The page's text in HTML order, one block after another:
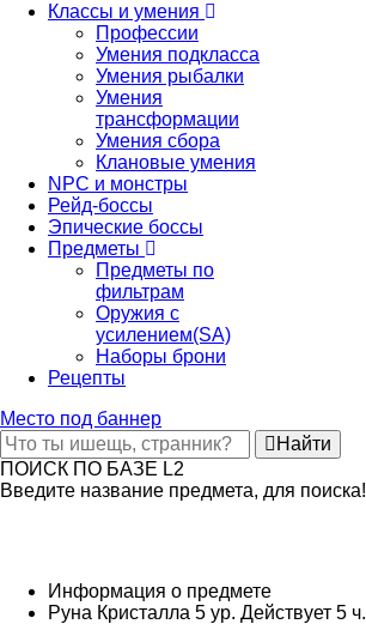
Классы и умения
Профессии
Умения подкласса
Умения рыбалки
Умения
трансформации
Умения сбора
Клановые умения
NPC и монстры
Рейд-боссы
Эпические боссы
Предметы
Предметы по
фильтрам
Оружия с
усилением(SA)
Наборы брони
Рецепты
Место под баннер
Найти
ПОИСК ПО БАЗЕ L2
Введите название предмета, для поиска!
Информация о предмете
Руна Кристалла 5 ур. Действует 5 ч.